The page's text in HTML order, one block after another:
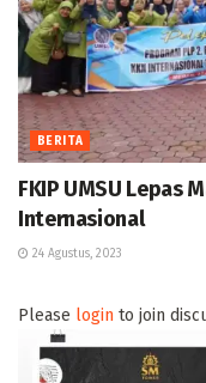
BERITA
FKIP UMSU Lepas
Internasional
24 Agustus, 2023
Please login to join